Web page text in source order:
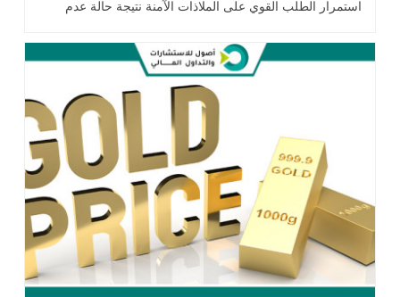
استمرار الطلب القوي على الملاذات الآمنة نتيجة حالة عدم